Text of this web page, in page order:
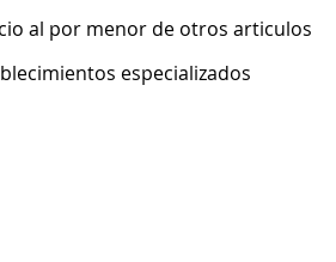
al por menor de otros articulos
especializados